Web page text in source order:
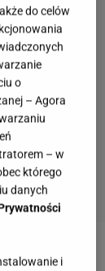
a w nim
do celów
o
– Agora
– w
którego
danych
i